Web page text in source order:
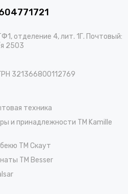
отделение 4, лит. 1Г. Почтовый:
2503
321366800112769
техника
и принадлежности TM Kamille
TM Скаут
TM Besser